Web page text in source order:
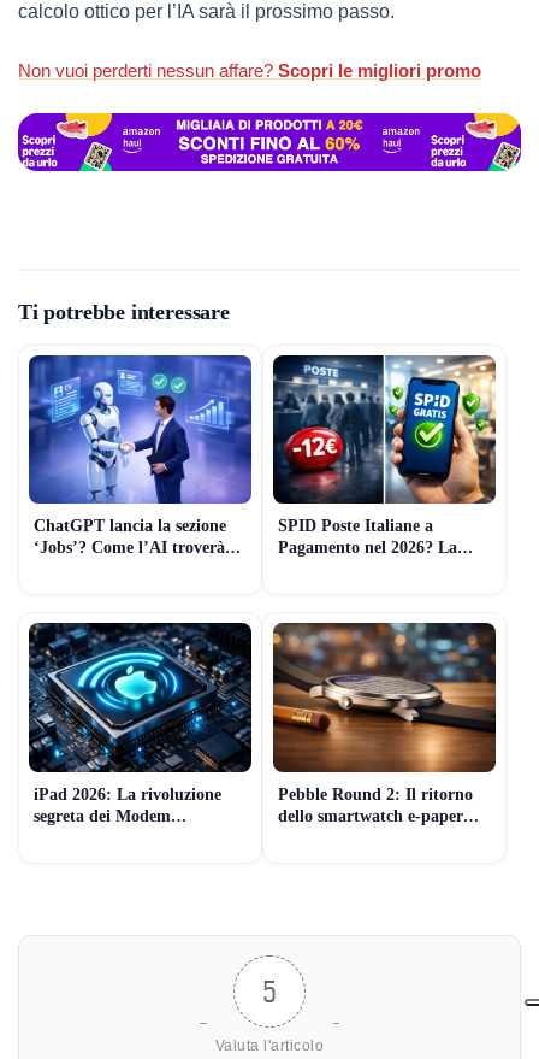
calcolo ottico per l’IA sarà il prossimo passo.
Non vuoi perderti nessun affare? Scopri le migliori promo
Ti potrebbe interessare
ChatGPT lancia la sezione
‘Jobs’? Come l’AI troverà
SPID Poste Italiane a
Pagamento nel 2026? La
iPad 2026: La rivoluzione
segreta dei Modem
Pebble Round 2: Il ritorno
dello smartwatch e-paper
5
Valuta l'articolo